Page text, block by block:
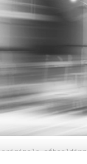
originele afbeelding